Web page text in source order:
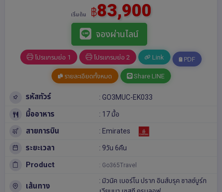
เริ่มต้น ฿83,900
จองผ่านไลน์
โปรแกรมย่อ 1 โปรแกรมย่อ 2 Link PDF
รายละเอียดทั้งหมด Share LINE
รหัสทัวร์ : GO3MUC-EK033
มื้ออาหาร : 17 มื้อ
สายการบิน : Emirates
ระยะเวลา : 9วัน 6คืน
Product : Go365Travel
เส้นทาง
: มิวนิค เบอร์โน ปราก อินส์บรุค ซาลซ์บูร์ก